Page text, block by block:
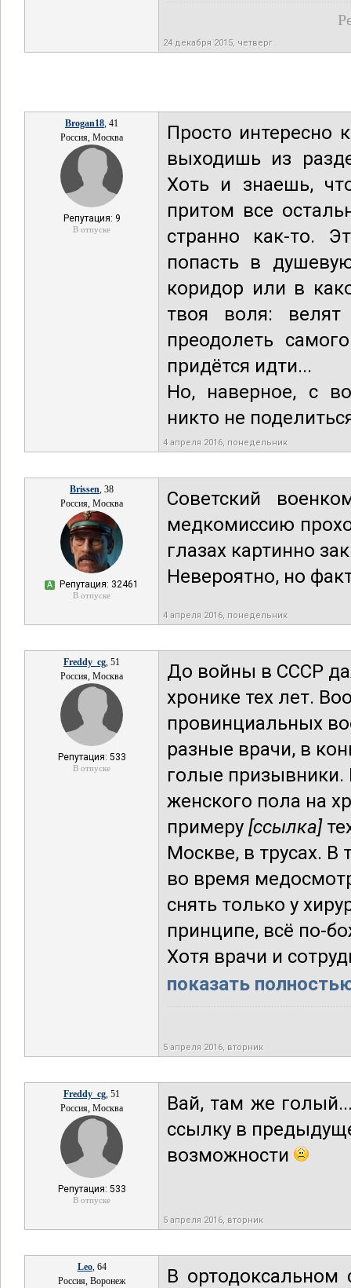
24 декабря 2015, четверг
Brogan18, 41
Россия, Москва
Репутация: 9
В отпуске
Просто интересно
выходишь из
Хоть и знаешь,
притом все
странно как-то.
попасть в
коридор или в
твоя воля:
преодолеть
придётся идти...
Но, наверное, с
никто не
4 апреля 2016, понедельник
Brissen, 38
Россия, Москва
А Репутация: 32461
В отпуске
Советский
медкомиссию
глазах картинно
Невероятно, но
4 апреля 2016, понедельник
Freddy_cg, 51
Россия, Москва
Репутация: 533
В отпуске
До войны в СССР
хронике тех лет.
провинциальных
разные врачи, в
голые
женского пола на
примеру [ссылка]
Москве, в трусах.
во время
снять только у
принципе, всё по-
Хотя врачи и
показать
5 апреля 2016, вторник
Freddy_cg, 51
Россия, Москва
Репутация: 533
В отпуске
Вай, там же
ссылку в
возможности
5 апреля 2016, вторник
Leo, 64
Россия, Воронеж
В ортодоксальном